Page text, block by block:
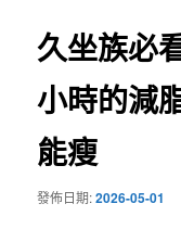
久坐族必
小時的減
能瘦
發佈日期:2026-05-01